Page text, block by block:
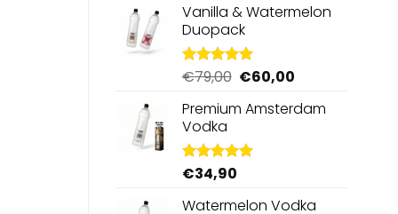
Vanilla & Watermelon
Duopack
Gewaardeerd
uit 5
€79,00 Oorspronkelijke
was:
€60,00
is:
Premium Amsterdam
Vodka
Gewaardeerd
uit 5
€34,90
Watermelon Vodka